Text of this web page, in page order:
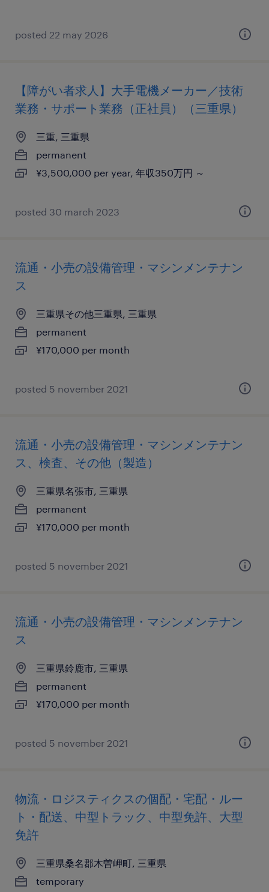
posted 22 may 2026
【障がい者求人】大手電機メーカー／技術
業務・サポート業務（正社員）（三重県）
三重, 三重県
permanent
¥3,500,000 per year, 年収350万円 ～
posted 30 march 2023
流通・小売の設備管理・マシンメンテナン
ス
三重県その他三重県, 三重県
permanent
¥170,000 per month
posted 5 november 2021
流通・小売の設備管理・マシンメンテナン
ス、検査、その他（製造）
三重県名張市, 三重県
permanent
¥170,000 per month
posted 5 november 2021
流通・小売の設備管理・マシンメンテナン
ス
三重県鈴鹿市, 三重県
permanent
¥170,000 per month
posted 5 november 2021
物流・ロジスティクスの個配・宅配・ルー
ト・配送、中型トラック、中型免許、大型
免許
三重県桑名郡木曽岬町, 三重県
temporary